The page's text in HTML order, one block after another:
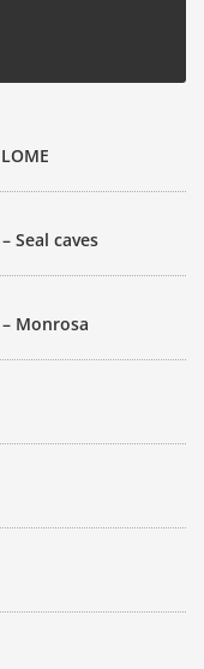
Seal caves
Monrosa